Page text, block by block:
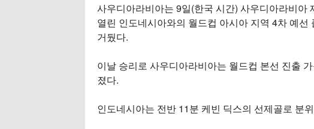
사우디아라비아는 9일(한국 시간) 사우디아라비아
열린 인도네시아와의 월드컵 아시아 지역 4차 예
거뒀다.
이날 승리로 사우디아라비아는 월드컵 본선 진출
졌다.
인도네시아는 전반 11분 케빈 딕스의 선제골로 분